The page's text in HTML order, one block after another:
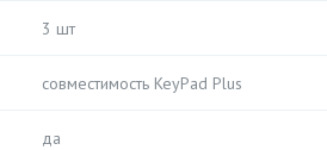
3 шт
совместимость KeyPad Plus
да